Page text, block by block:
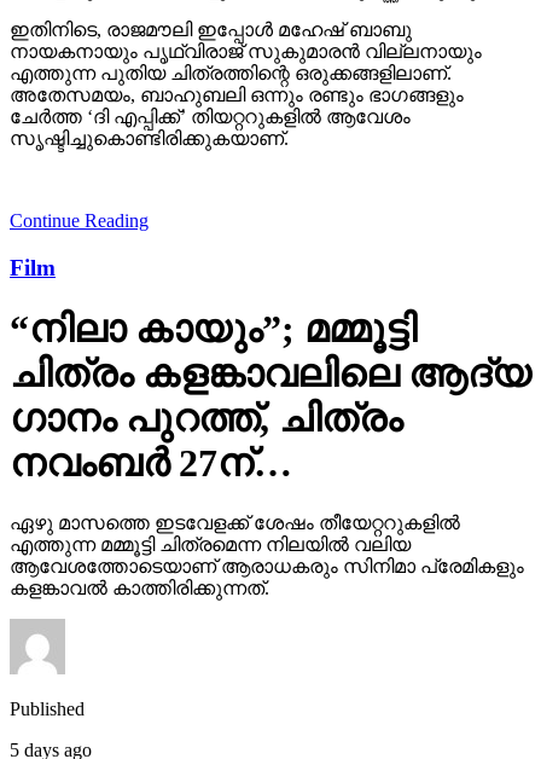
ഇതിനിടെ, രാജമൗലി ഇപ്പോള്‍ മഹേഷ് ബാബു
നായകനായും പൃഥ്വിരാജ് സുകുമാരന്‍ വില്ലനായും
എത്തുന്ന പുതിയ ചിത്രത്തിന്റെ ഒരുക്കങ്ങളിലാണ്.
അതേസമയം, ബാഹുബലി ഒന്നും രണ്ടും ഭാഗങ്ങളും
ചേര്‍ത്ത ‘ദി എപ്പിക്ക്’ തിയറ്ററുകളില്‍ ആവേശം
സൃഷ്ടിച്ചുകൊണ്ടിരിക്കുകയാണ്.
Continue Reading
Film
“നിലാ കായും”; മമ്മൂട്ടി
ചിത്രം കളങ്കാവലിലെ ആദ്യ
ഗാനം പുറത്ത്, ചിത്രം
നവംബർ 27ന്…
ഏഴു മാസത്തെ ഇടവേളക്ക് ശേഷം തീയേറ്ററുകളിൽ
എത്തുന്ന മമ്മൂട്ടി ചിത്രമെന്ന നിലയിൽ വലിയ
ആവേശത്തോടെയാണ് ആരാധകരും സിനിമാ പ്രേമികളും
കളങ്കാവൽ കാത്തിരിക്കുന്നത്.
Published
5 days ago